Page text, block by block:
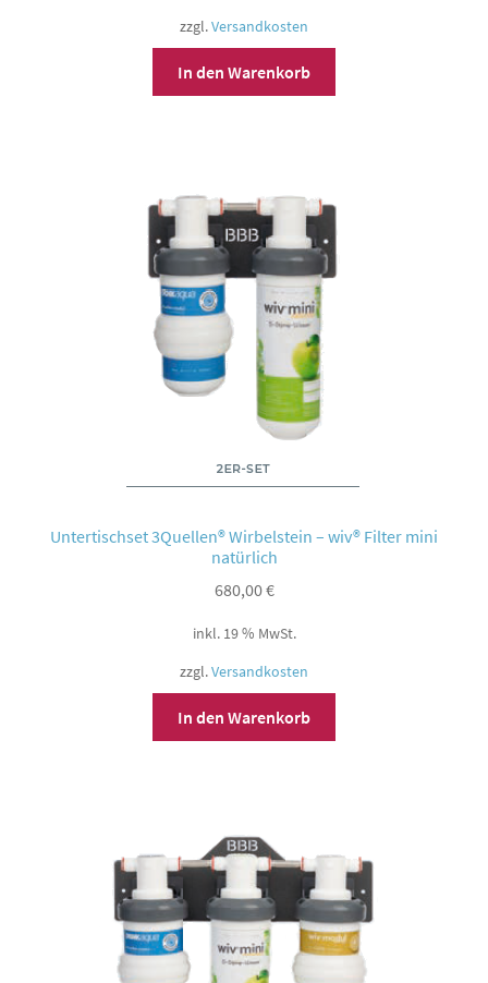
zzgl.Versandkosten
In den Warenkorb
Untertischset 3Quellen® Wirbelstein – wiv® Filter mini
natürlich
680,00€
inkl. 19 % MwSt.
zzgl.Versandkosten
In den Warenkorb